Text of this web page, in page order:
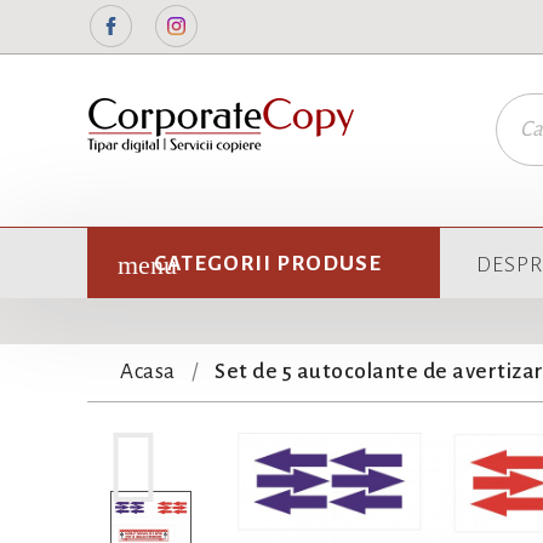
FacebookInstagram
CATEGORII PRODUSE
Acasa Set de 5 autocolante de
